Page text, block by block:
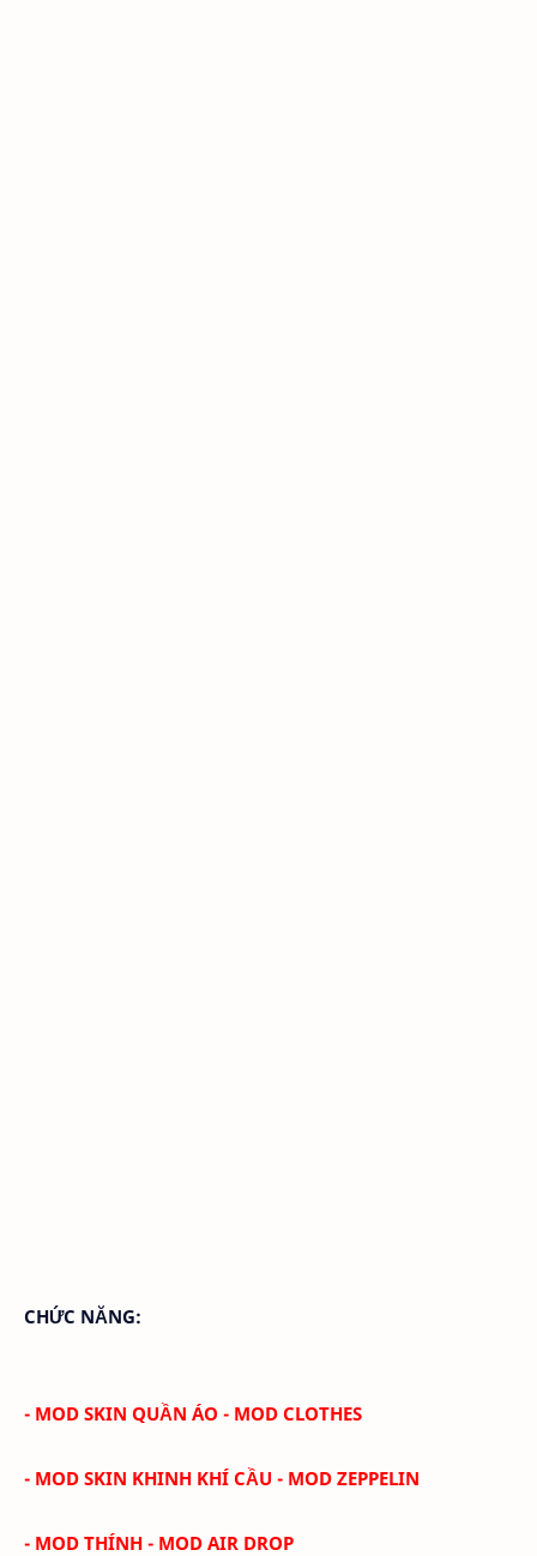
CHỨC NĂNG:
- MOD SKIN QUẦN ÁO - MOD CLOTHES
- MOD SKIN KHINH KHÍ CẦU - MOD ZEPPELIN
- MOD THÍNH - MOD AIR DROP